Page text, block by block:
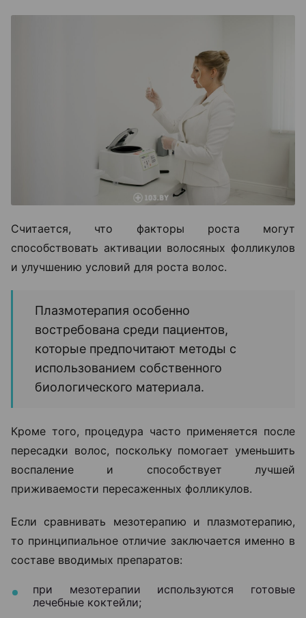
Считается, что факторы роста могут
способствовать активации волосяных фолликулов
и улучшению условий для роста волос.
Плазмотерапия особенно
востребована среди пациентов,
которые предпочитают методы с
использованием собственного
биологического материала.
Кроме того, процедура часто применяется после
пересадки волос, поскольку помогает уменьшить
воспаление и способствует лучшей
приживаемости пересаженных фолликулов.
Если сравнивать мезотерапию и плазмотерапию,
то принципиальное отличие заключается именно в
составе вводимых препаратов:
при мезотерапии используются готовые
лечебные коктейли;